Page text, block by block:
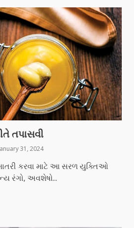
તપાસવી
31, 2024
કરવા માટે આ સરળ યુક્તિઓ
રંગો, અવશેષો...